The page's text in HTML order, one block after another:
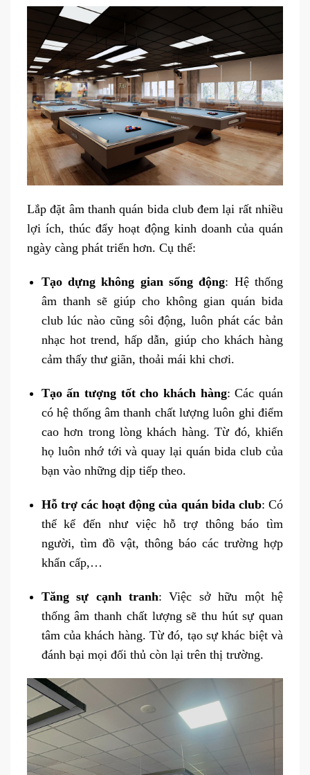
Lắp đặt âm thanh quán bida club đem lại rất nhiều
lợi ích, thúc đẩy hoạt động kinh doanh của quán
ngày càng phát triển hơn. Cụ thể:
Tạo dựng không gian sống động: Hệ thống
âm thanh sẽ giúp cho không gian quán bida
club lúc nào cũng sôi động, luôn phát các bản
nhạc hot trend, hấp dẫn, giúp cho khách hàng
cảm thấy thư giãn, thoải mái khi chơi.
Tạo ấn tượng tốt cho khách hàng: Các quán
có hệ thống âm thanh chất lượng luôn ghi điểm
cao hơn trong lòng khách hàng. Từ đó, khiến
họ luôn nhớ tới và quay lại quán bida club của
bạn vào những dịp tiếp theo.
Hỗ trợ các hoạt động của quán bida club: Có
thể kể đến như việc hỗ trợ thông báo tìm
người, tìm đồ vật, thông báo các trường hợp
khẩn cấp,…
Tăng sự cạnh tranh: Việc sở hữu một hệ
thống âm thanh chất lượng sẽ thu hút sự quan
tâm của khách hàng. Từ đó, tạo sự khác biệt và
đánh bại mọi đối thủ còn lại trên thị trường.